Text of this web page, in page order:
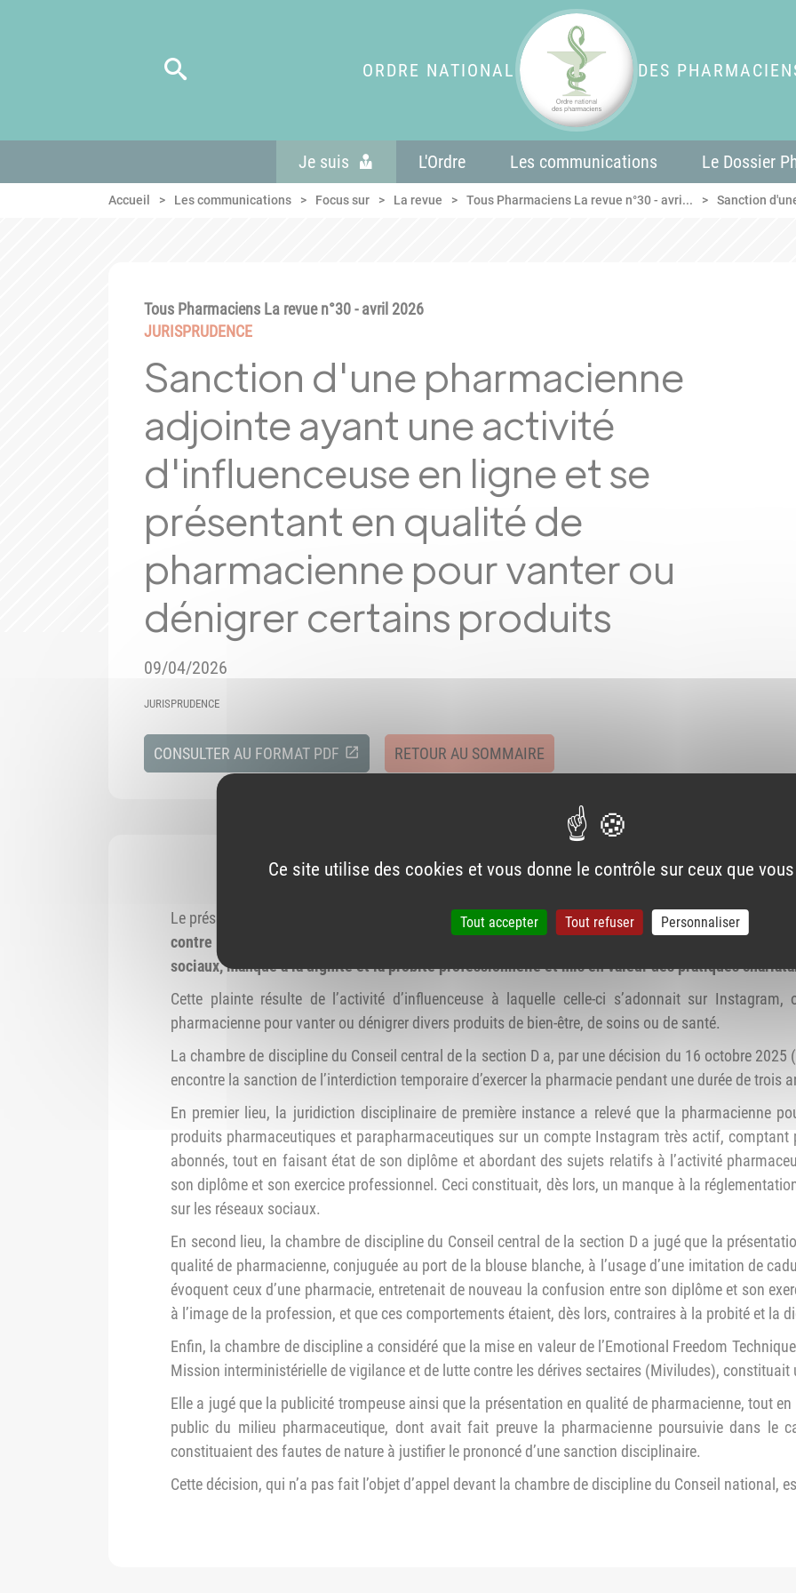
ORDRE NATIONAL DES
Je suis L'Ordre Les communications Le Dossier
Accueil Les communications Focus sur La revue Tous Pharmaciens La revue n°30 - avri... Sanction
Tous Pharmaciens La revue n°30 - avril 2026
JURISPRUDENCE
Sanction d'une pharmacienne
adjointe ayant une activité
d'influenceuse en ligne et se
présentant en qualité de
pharmacienne pour vanter ou
dénigrer certains produits
09/04/2026
JURISPRUDENCE
CONSULTER AU FORMAT PDF RETOUR AU SOMMAIRE
Le président du Conseil central de la section D (représentant les pharmaciens adjoints d’officine et
contre une pharmacienne adjointe, pour avoir méconnu la réglementation en vigueur
sociaux, manqué à la dignité et la probité professionnelle et mis en valeur des pratiques
Cette plainte résulte de l’activité d’influenceuse à laquelle celle-ci s’adonnait sur
pharmacienne pour vanter ou dénigrer divers produits de bien-être, de soins ou de santé.
La chambre de discipline du Conseil central de la section D a, par une décision du 16 octobre 2025
encontre la sanction de l’interdiction temporaire d’exercer la pharmacie pendant une durée de trois
En premier lieu, la juridiction disciplinaire de première instance a relevé que la pharmacienne
produits pharmaceutiques et parapharmaceutiques sur un compte Instagram très actif,
abonnés, tout en faisant état de son diplôme et abordant des sujets relatifs à l’activité
son diplôme et son exercice professionnel. Ceci constituait, dès lors, un manque à la
sur les réseaux sociaux.
En second lieu, la chambre de discipline du Conseil central de la section D a jugé que la
qualité de pharmacienne, conjuguée au port de la blouse blanche, à l’usage d’une imitation de
évoquent ceux d’une pharmacie, entretenait de nouveau la confusion entre son diplôme et son
à l’image de la profession, et que ces comportements étaient, dès lors, contraires à la probité et la
Enfin, la chambre de discipline a considéré que la mise en valeur de l’Emotional Freedom
Mission interministérielle de vigilance et de lutte contre les dérives sectaires (Miviludes), constituait
Elle a jugé que la publicité trompeuse ainsi que la présentation en qualité de pharmacienne, tout
public du milieu pharmaceutique, dont avait fait preuve la pharmacienne poursuivie dans le
constituaient des fautes de nature à justifier le prononcé d’une sanction disciplinaire.
Cette décision, qui n’a pas fait l’objet d’appel devant la chambre de discipline du Conseil national,
Ce site utilise des cookies et vous donne le contrôle sur ceux que
Tout accepter Tout refuser Personnaliser